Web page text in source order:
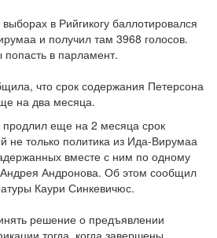
в Рийгикогу баллотировался
и получил там 3968 голосов.
попасть в парламент.
что срок содержания Петерсона
на два месяца.
еще на 2 месяца срок
не только политика из Ида-Вирумаа
вместе с ним по одному
Андронова. Об этом сообщил
Каури Синкевичюс.
решение о предъявлении
тогда, когда завершены